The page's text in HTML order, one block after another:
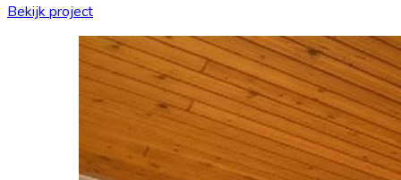
Bekijk project